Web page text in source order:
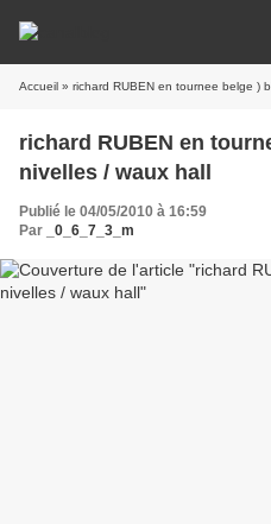
Accueil » richard RUBEN en tournee belge )
richard RUBEN en tournee belge ) bientot *
nivelles / waux hall
Publié le 04/05/2010 à 16:59
Par
_0_6_7_3_m